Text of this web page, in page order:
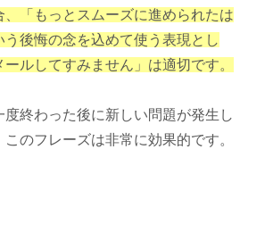
、「もっとスムーズに進められたは
う後悔の念を込めて使う表現とし
ルしてすみません」は適切です。
度終わった後に新しい問題が発生し
のフレーズは非常に効果的です。